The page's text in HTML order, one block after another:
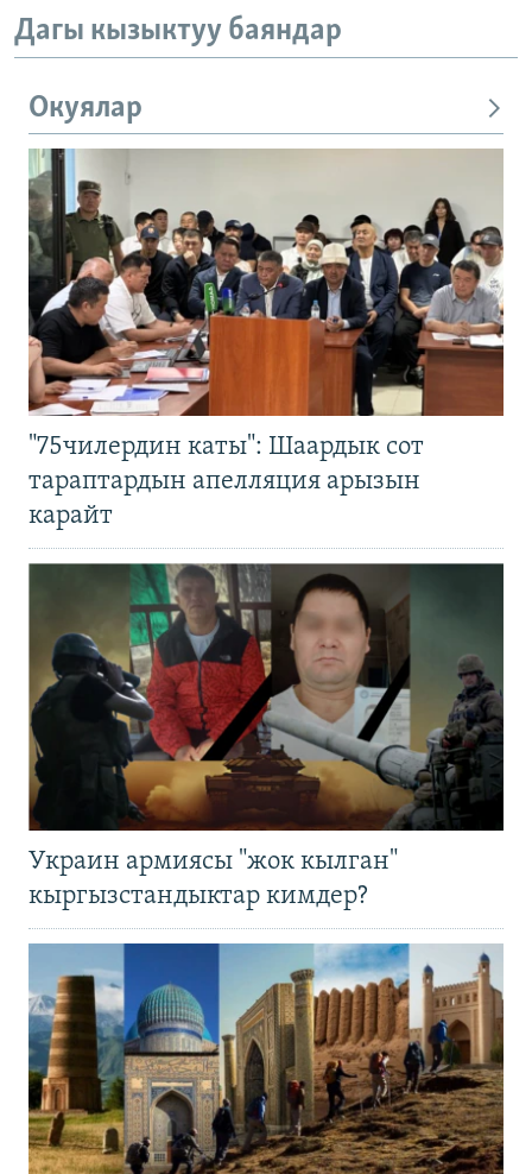
Дагы кызыктуу баяндар
Окуялар
"75чилердин каты": Шаардык сот
тараптардын апелляция арызын
карайт
Украин армиясы "жок кылган"
кыргызстандыктар кимдер?